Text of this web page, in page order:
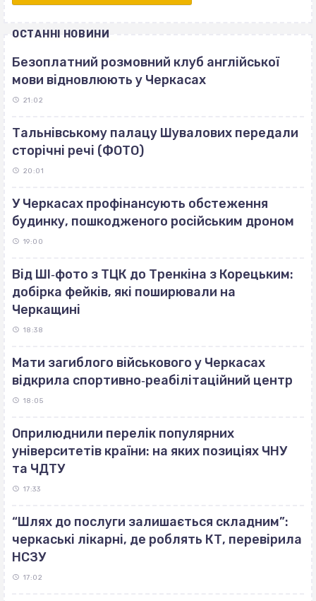
ОСТАННІ НОВИНИ
Безоплатний розмовний клуб англійської
мови відновлюють у Черкасах
21:02
Тальнівському палацу Шувалових передали
сторічні речі (ФОТО)
20:01
У Черкасах профінансують обстеження
будинку, пошкодженого російським дроном
19:00
Від ШІ‐фото з ТЦК до Тренкіна з Корецьким:
добірка фейків, які поширювали на
Черкащині
18:38
Мати загиблого військового у Черкасах
відкрила спортивно‐реабілітаційний центр
18:05
Оприлюднили перелік популярних
університетів країни: на яких позиціях ЧНУ
та ЧДТУ
17:33
“Шлях до послуги залишається складним”:
черкаські лікарні, де роблять КТ, перевірила
НСЗУ
17:02